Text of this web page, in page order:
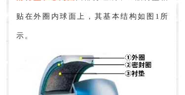
贴在外圈内球面上，其基本结构如图1所
示。